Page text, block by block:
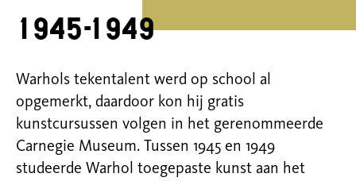
1945-1949
Warhols tekentalent werd op school al
opgemerkt, daardoor kon hij gratis
kunstcursussen volgen in het gerenommeerde
Carnegie Museum. Tussen 1945 en 1949
studeerde Warhol toegepaste kunst aan het